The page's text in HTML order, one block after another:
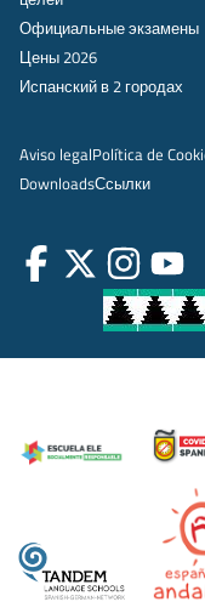
Официальные экзамены
Цены 2026
Испанский в 2 городах
Aviso legalPolítica de
DownloadsСсылки